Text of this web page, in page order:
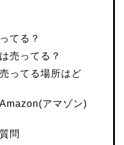
てる？
売ってる？
ってる場所はど
アマゾン)
問